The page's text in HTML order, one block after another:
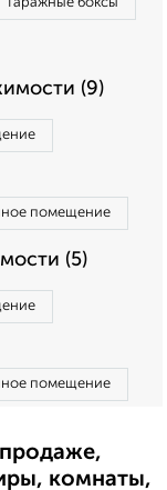
(9)
помещение
(5)
помещение
комнаты,